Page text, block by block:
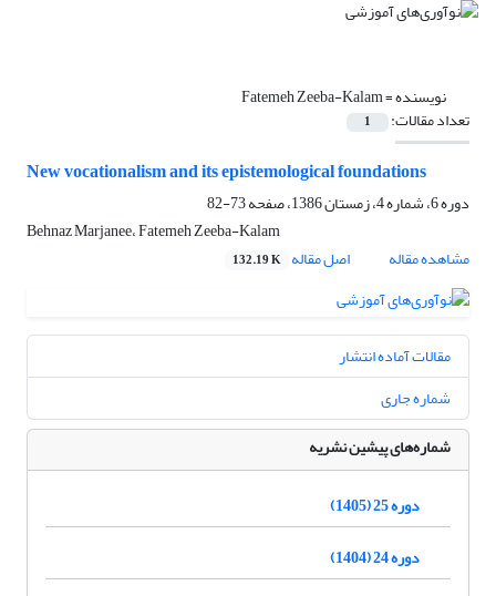
نویسنده =Fatemeh Zeeba-Kalam
تعداد مقالات: 1
New vocationalism and its epistemological foundations
دوره 6، شماره 4، زمستان 1386، صفحه
73-82
Behnaz Marjanee، Fatemeh Zeeba-Kalam
مشاهده مقاله
اصل مقاله 132.19 K
مقالات آماده انتشار
شماره جاری
شماره‌های پیشین نشریه
دوره 25 (1405)
دوره 24 (1404)